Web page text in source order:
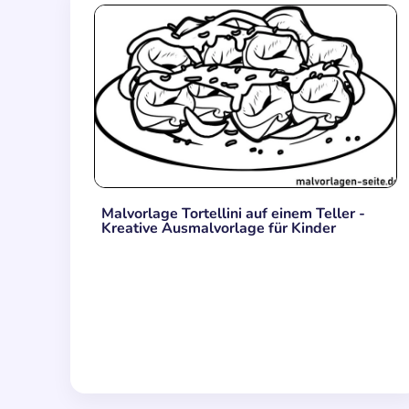
Malvorlage Tortellini auf einem Teller -
Kreative Ausmalvorlage für Kinder